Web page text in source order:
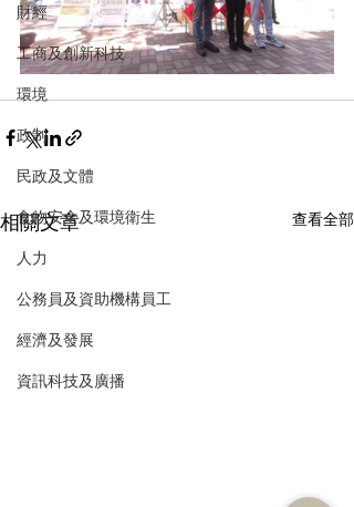
財經
工商及創新科技
環境
政制
民政及文體
食物安全及環境衛生
人力
公務員及資助機構員工
經濟及發展
資訊科技及廣播
相關文章 查看全部